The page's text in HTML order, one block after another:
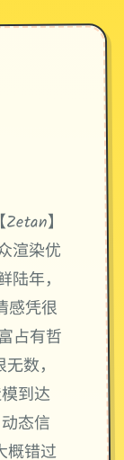
】
渲染优
年，
感凭很
占有哲
数，
到达
态信
概错过